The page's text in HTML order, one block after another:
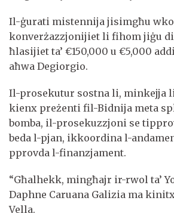
Il-ġurati mistennija jisimgħu
konverżazzjonijiet li fihom jiġu
ħlasijiet ta’ €150,000 u €5,000
aħwa Degiorgio.
Il-prosekutur sostna li, minkejja
kienx preżenti fil-Bidnija meta
bomba, il-prosekuzzjoni se
beda l-pjan, ikkoordina l-
pprovda l-finanzjament.
“Għalhekk, mingħajr ir-rwol ta’
Daphne Caruana Galizia ma
Vella.